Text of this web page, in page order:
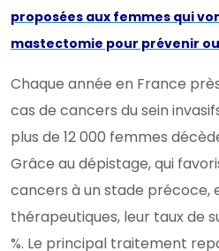
proposées aux femmes qui
mastectomie pour prévenir
Chaque année en France
cas de cancers du sein
plus de 12 000 femmes
Grâce au dépistage, qui
cancers à un stade précoce,
thérapeutiques, leur taux de
%. Le principal traitement